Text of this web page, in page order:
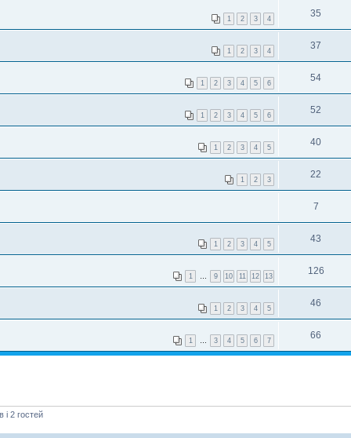
1 2 3 4 35
1 2 3 4 37
1 2 3 4 5 6 54
1 2 3 4 5 6 52
1 2 3 4 5 40
1 2 3 22
7
1 2 3 4 5 43
1 9 10 11 12 13 126
1 2 3 4 5 46
1 3 4 5 6 7 66
2 гостей